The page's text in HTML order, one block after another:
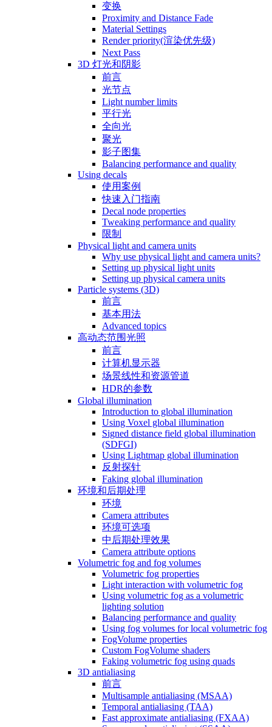
变换
Proximity and Distance Fade
Material Settings
Render priority(渲染优先级)
Next Pass
3D 灯光和阴影
前言
光节点
Light number limits
平行光
全向光
聚光
影子图集
Balancing performance and quality
Using decals
使用案例
快速入门指南
Decal node properties
Tweaking performance and quality
限制
Physical light and camera units
Why use physical light and camera units?
Setting up physical light units
Setting up physical camera units
Particle systems (3D)
前言
基本用法
Advanced topics
高动态范围光照
前言
计算机显示器
场景线性和资源管道
HDR的参数
Global illumination
Introduction to global illumination
Using Voxel global illumination
Signed distance field global illumination
(SDFGI)
Using Lightmap global illumination
反射探针
Faking global illumination
环境和后期处理
环境
Camera attributes
环境可选项
中后期处理效果
Camera attribute options
Volumetric fog and fog volumes
Volumetric fog properties
Light interaction with volumetric fog
Using volumetric fog as a volumetric
lighting solution
Balancing performance and quality
Using fog volumes for local volumetric fog
FogVolume properties
Custom FogVolume shaders
Faking volumetric fog using quads
3D antialiasing
前言
Multisample antialiasing (MSAA)
Temporal antialiasing (TAA)
Fast approximate antialiasing (FXAA)